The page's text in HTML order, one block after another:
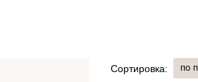
Сортировка: по